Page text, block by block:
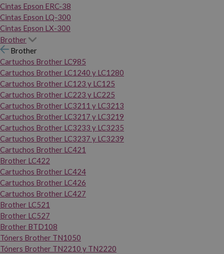
Cintas Epson ERC-38
Cintas Epson LQ-300
Cintas Epson LX-300
Brother
Brother
Cartuchos Brother LC985
Cartuchos Brother LC1240 y LC1280
Cartuchos Brother LC123 y LC125
Cartuchos Brother LC223 y LC225
Cartuchos Brother LC3211 y LC3213
Cartuchos Brother LC3217 y LC3219
Cartuchos Brother LC3233 y LC3235
Cartuchos Brother LC3237 y LC3239
Cartuchos Brother LC421
Brother LC422
Cartuchos Brother LC424
Cartuchos Brother LC426
Cartuchos Brother LC427
Brother LC521
Brother LC527
Brother BTD108
Tóners Brother TN1050
Tóners Brother TN2210 y TN2220